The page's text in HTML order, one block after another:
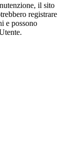
il sito
registrare
e possono